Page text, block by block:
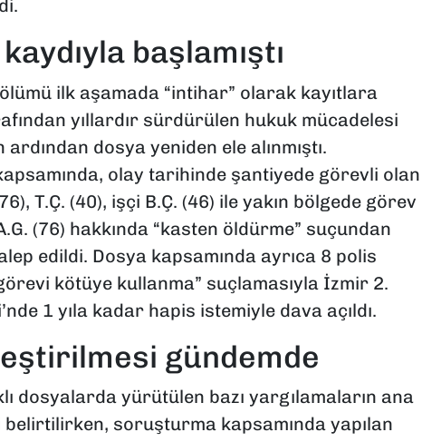
başlamıştı
ölümü ilk aşamada “intihar” olarak kayıtlara
yıllardır sürdürülen hukuk mücadelesi
dosya yeniden ele alınmıştı.
olay tarihinde şantiyede görevli olan
T.Ç. (40), işçi B.Ç. (46) ile yakın bölgede görev
(76) hakkında “kasten öldürme” suçundan
edildi. Dosya kapsamında ayrıca 8 polis
kötüye kullanma” suçlamasıyla İzmir 2.
1 yıla kadar hapis istemiyle dava açıldı.
gündemde
dosyalarda yürütülen bazı yargılamaların ana
soruşturma kapsamında yapılan